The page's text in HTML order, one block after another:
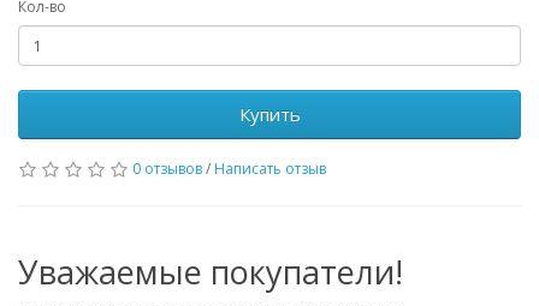
Кол-во
Купить
0 отзывов/ Написать отзыв
Уважаемые покупатели!